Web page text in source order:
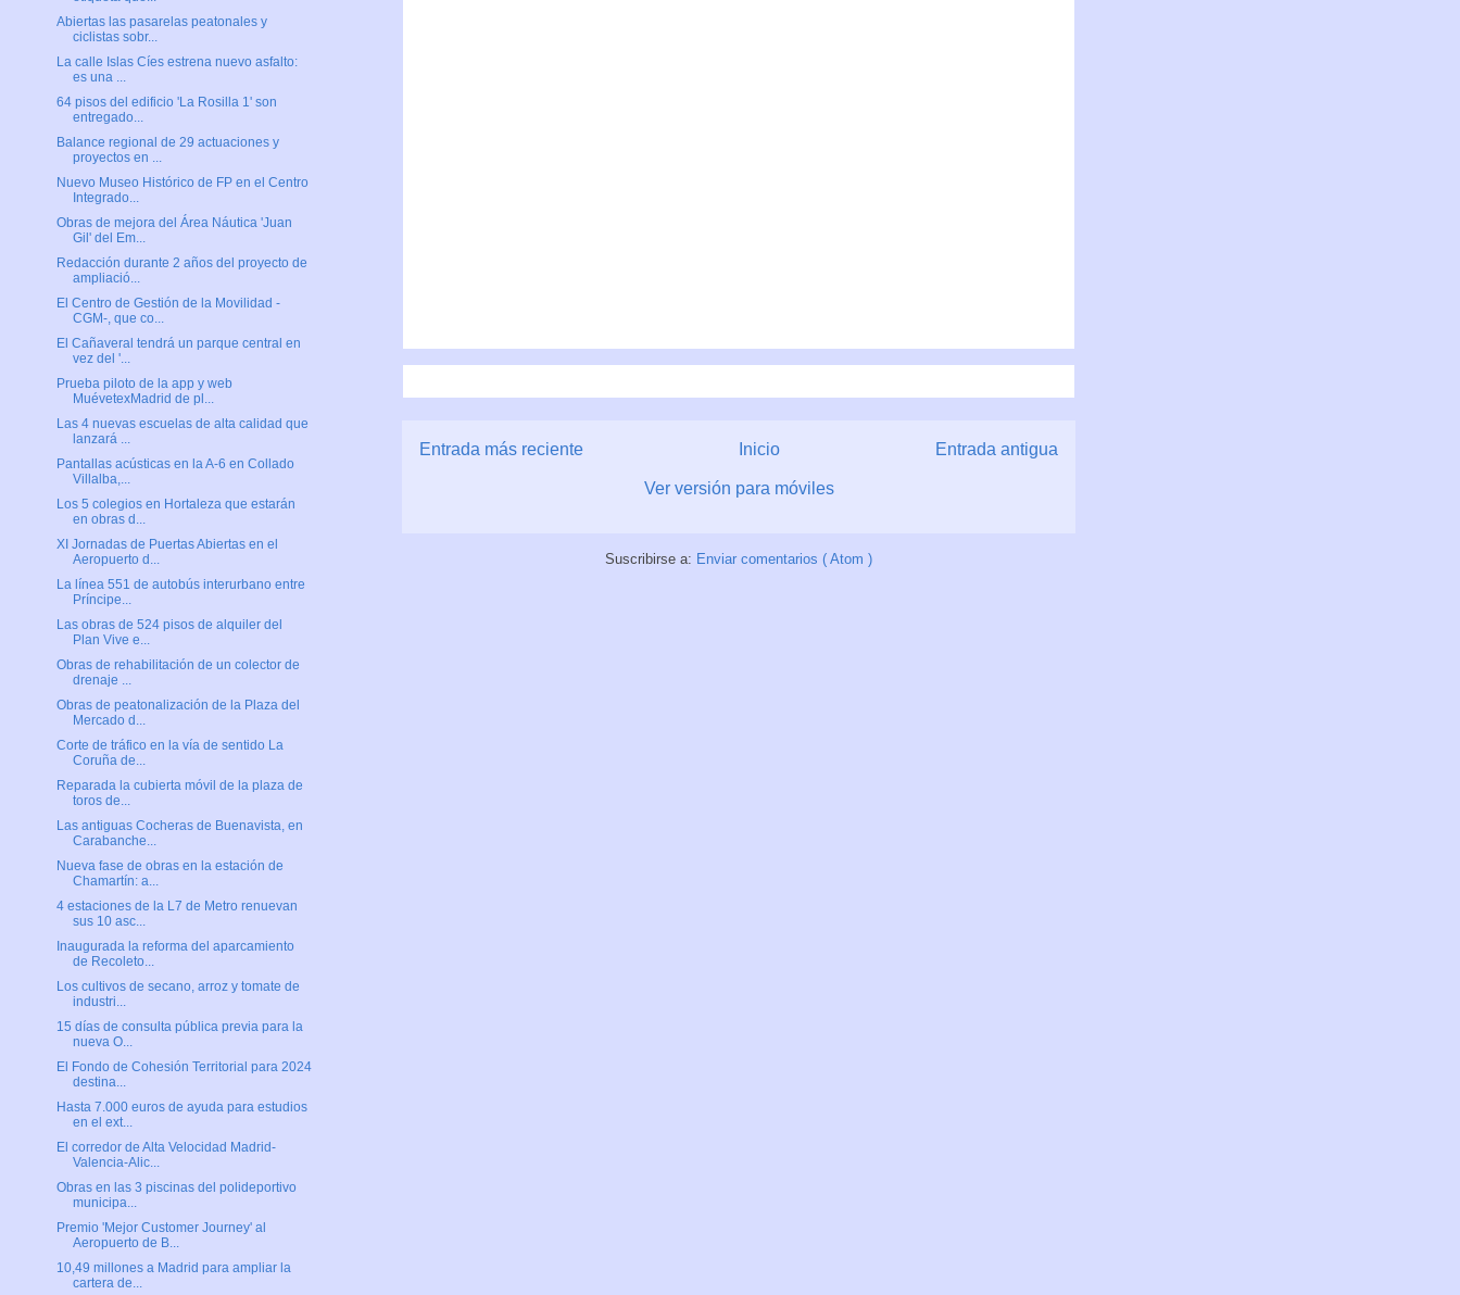
Entrada más reciente Entrada antigua
Inicio
Ver versión para móviles
Suscribirse a: Enviar comentarios ( Atom )
Abiertas las pasarelas peatonales y
ciclistas sobr...
La calle Islas Cíes estrena nuevo asfalto:
es una ...
64 pisos del edificio 'La Rosilla 1' son
entregado...
Balance regional de 29 actuaciones y
proyectos en ...
Nuevo Museo Histórico de FP en el Centro
Integrado...
Obras de mejora del Área Náutica 'Juan
Gil' del Em...
Redacción durante 2 años del proyecto de
ampliació...
El Centro de Gestión de la Movilidad -
CGM-, que co...
El Cañaveral tendrá un parque central en
vez del '...
Prueba piloto de la app y web
MuévetexMadrid de pl...
Las 4 nuevas escuelas de alta calidad que
lanzará ...
Pantallas acústicas en la A-6 en Collado
Villalba,...
Los 5 colegios en Hortaleza que estarán
en obras d...
XI Jornadas de Puertas Abiertas en el
Aeropuerto d...
La línea 551 de autobús interurbano entre
Príncipe...
Las obras de 524 pisos de alquiler del
Plan Vive e...
Obras de rehabilitación de un colector de
drenaje ...
Obras de peatonalización de la Plaza del
Mercado d...
Corte de tráfico en la vía de sentido La
Coruña de...
Reparada la cubierta móvil de la plaza de
toros de...
Las antiguas Cocheras de Buenavista, en
Carabanche...
Nueva fase de obras en la estación de
Chamartín: a...
4 estaciones de la L7 de Metro renuevan
sus 10 asc...
Inaugurada la reforma del aparcamiento
de Recoleto...
Los cultivos de secano, arroz y tomate de
industri...
15 días de consulta pública previa para la
nueva O...
El Fondo de Cohesión Territorial para 2024
destina...
Hasta 7.000 euros de ayuda para estudios
en el ext...
El corredor de Alta Velocidad Madrid-
Valencia-Alic...
Obras en las 3 piscinas del polideportivo
municipa...
Premio 'Mejor Customer Journey' al
Aeropuerto de B...
10,49 millones a Madrid para ampliar la
cartera de...